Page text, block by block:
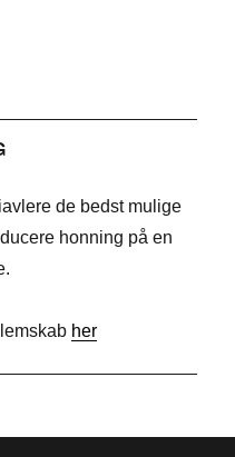
de bedst mulige
honning på en
her